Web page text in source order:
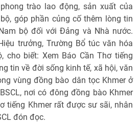
trào lao động, sản xuất của
góp phần củng cố thêm lòng tin
bộ đối với Đảng và Nhà nước.
trưởng, Trường Bổ túc văn hóa
cho biết: Xem Báo Cần Thơ tiếng
tin về đời sống kinh tế, xã hội, văn
vùng đồng bào dân tọc Khmer ở
nơi có đông đồng bào Khmer
tiếng Khmer rất được sư sãi, nhân
đón đọc.